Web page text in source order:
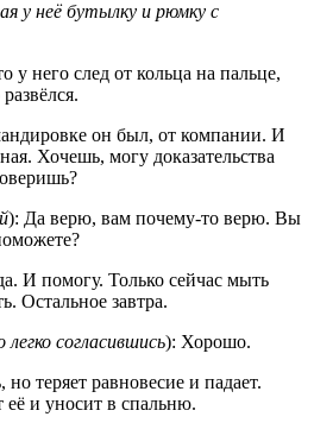
у неё бутылку и рюмку с
него след от кольца на пальце,
он был, от компании. И
Хочешь, могу доказательства
): Да верю, вам почему-то верю. Вы
помогу. Только сейчас мыть
Остальное завтра.
согласившись): Хорошо.
но теряет равновесие и падает.
и уносит в спальню.